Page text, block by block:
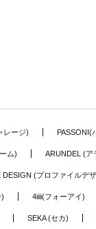
レージ) PASSONI(
ム) ARUNDEL (ア
DESIGN (プロファイルデ
4iiii(フォーアイ)
SEKA (セカ)